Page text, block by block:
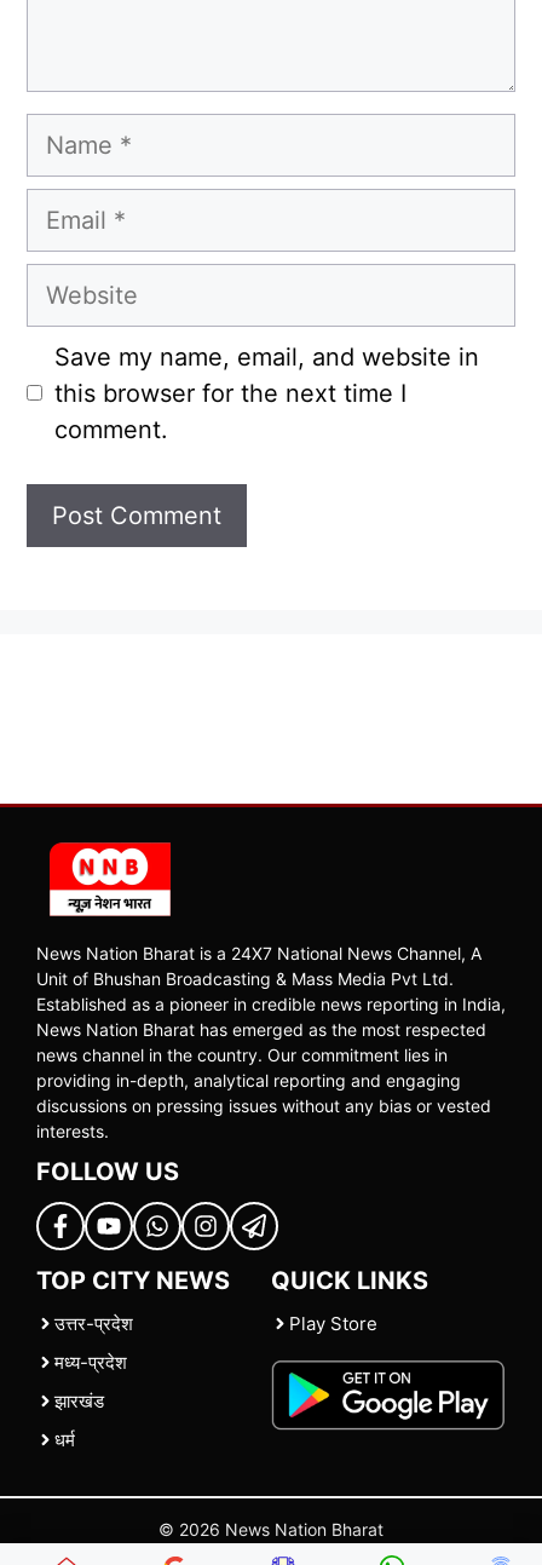
Name
Email
Website
Save my name, email, and website in
this browser for the next time I
comment.
News Nation Bharat is a 24X7 National News Channel, A
Unit of Bhushan Broadcasting & Mass Media Pvt Ltd.
Established as a pioneer in credible news reporting in India,
News Nation Bharat has emerged as the most respected
news channel in the country. Our commitment lies in
providing in-depth, analytical reporting and engaging
discussions on pressing issues without any bias or vested
interests.
FOLLOW US
TOP CITY NEWS
उत्तर-प्रदेश
मध्य-प्रदेश
झारखंड
धर्म
QUICK LINKS
Play Store
© 2026 News Nation Bharat
| |Contact Us |Policies Terms and Conditions